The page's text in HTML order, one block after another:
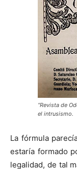
“Revista de
el intrusismo.
La fórmula
estaría formado
legalidad, de tal